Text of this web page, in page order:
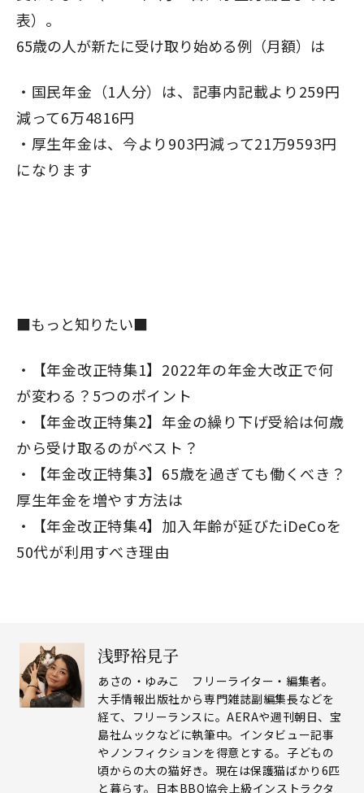
表）。
65歳の人が新たに受け取り始める例（月額）は
国民年金（1人分）は、記事内記載より259円
減って6万4816円
厚生年金は、今より903円減って21万9593円
になります
■もっと知りたい■
【年金改正特集1】2022年の年金大改正で何
が変わる？5つのポイント
【年金改正特集2】年金の繰り下げ受給は何歳
から受け取るのがベスト？
【年金改正特集3】65歳を過ぎても働くべき？
厚生年金を増やす方法は
【年金改正特集4】加入年齢が延びたiDeCoを
50代が利用すべき理由
浅野裕見子
あさの・ゆみこ フリーライター・編集者。
大手情報出版社から専門雑誌副編集長などを
経て、フリーランスに。AERAや週刊朝日、宝
島社ムックなどに執筆中。インタビュー記事
やノンフィクションを得意とする。子どもの
頃からの大の猫好き。現在は保護猫ばかり6匹
と暮らす。日本BBQ協会上級インストラクタ